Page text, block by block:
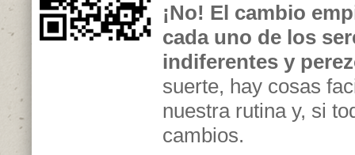
¡No! El cambio
cada uno de los
indiferentes y
suerte, hay cosas
nuestra rutina y, si
cambios.